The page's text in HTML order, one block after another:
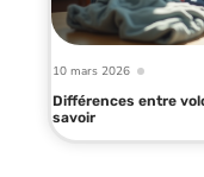
10 mars 2026
Différences entre
savoir